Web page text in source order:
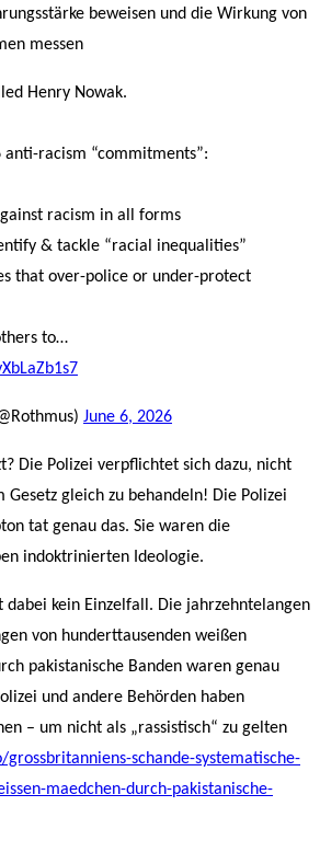
beweisen und die Wirkung von
messen
Henry Nowak.
anti-racism “commitments”:
racism in all forms
& tackle “racial inequalities”
that over-police or under-protect
to…
June 6, 2026
Die Polizei verpflichtet sich dazu, nicht
gleich zu behandeln! Die Polizei
tat genau das. Sie waren die
indoktrinierten Ideologie.
dabei kein Einzelfall. Die jahrzehntelangen
von hunderttausenden weißen
pakistanische Banden waren genau
und andere Behörden haben
– um nicht als „rassistisch“ zu gelten
schande-systematische-
maedchen-durch-pakistanische-